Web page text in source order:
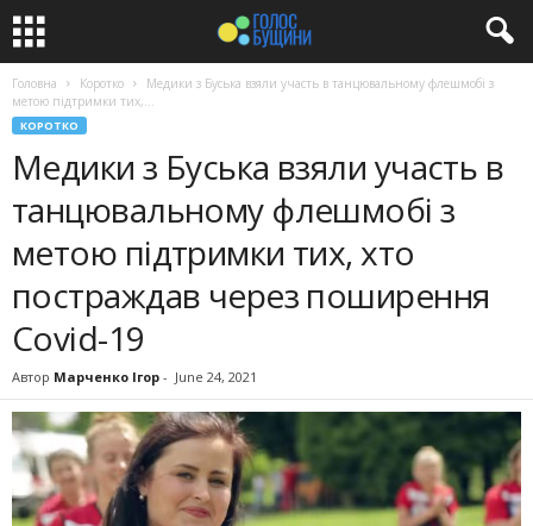
Головна Коротко
Медики з Буська взяли участь в танцювальному флешмобі з
метою підтримки тих,...
КОРОТКО
Медики з Буська взяли участь в
танцювальному флешмобі з
метою підтримки тих, хто
постраждав через поширення
Covid-19
Автор Марченко Ігор - June 24, 2021